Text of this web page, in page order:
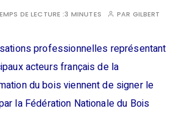
DE LECTURE :3 MINUTES PAR GILBERT
professionnelles représentant
acteurs français de la
du bois viennent de signer le
la Fédération Nationale du Bois